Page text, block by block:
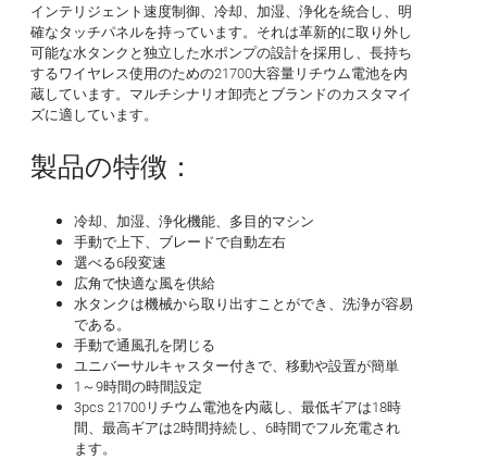
インテリジェント速度制御、冷却、加湿、浄化を統合し、明
確なタッチパネルを持っています。それは革新的に取り外し
可能な水タンクと独立した水ポンプの設計を採用し、長持ち
するワイヤレス使用のための21700大容量リチウム電池を内
蔵しています。マルチシナリオ卸売とブランドのカスタマイ
ズに適しています。
製品の特徴：
冷却、加湿、浄化機能、多目的マシン
手動で上下、ブレードで自動左右
選べる6段変速
広角で快適な風を供給
水タンクは機械から取り出すことができ、洗浄が容易
である。
手動で通風孔を閉じる
ユニバーサルキャスター付きで、移動や設置が簡単
1～9時間の時間設定
3pcs 21700リチウム電池を内蔵し、最低ギアは18時
間、最高ギアは2時間持続し、6時間でフル充電され
ます。